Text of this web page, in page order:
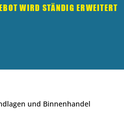
WIRD STÄNDIG ERWEITERT
und Binnenhandel